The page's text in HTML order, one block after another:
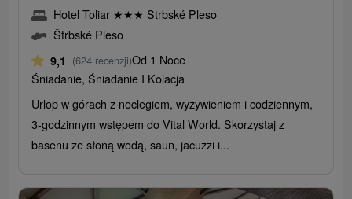
Hotel Toliar ★★★ Štrbské Pleso
Štrbské Pleso
9,1 (624 recenzji)Od 1 Noce
Śniadanie, Śniadanie I Kolacja
Urlop w górach z noclegiem, wyżywieniem i codziennym,
3-godzinnym wstępem do Vital World. Skorzystaj z
basenu ze słoną wodą, saun, jacuzzi i...